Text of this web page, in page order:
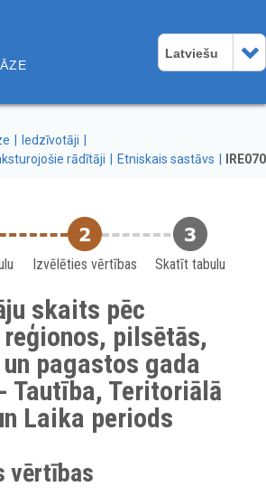
Latviešu
Iedzīvotāji
rādītāji
Etniskais sastāvs
Izvēlēties vērtības Skatīt tabulu
skaits pēc
pilsētās,
pagastos gada
Tautība, Teritoriālā
Laika periods
vērtības